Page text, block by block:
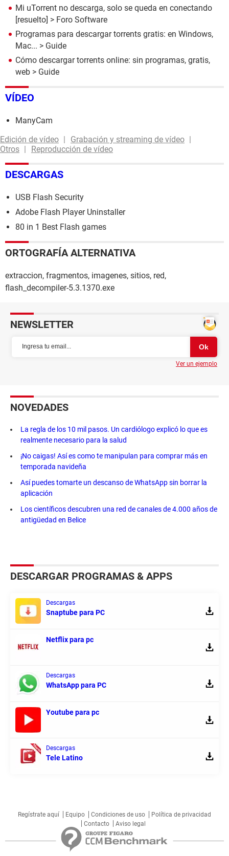
Mi uTorrent no descarga, solo se queda en conectando
[resuelto] > Foro Software
Programas para descargar torrents gratis: en Windows,
Mac... > Guide
Cómo descargar torrents online: sin programas, gratis,
web > Guide
VÍDEO
ManyCam
Edición de vídeo
Grabación y streaming de vídeo
Otros
Reproducción de vídeo
DESCARGAS
USB Flash Security
Adobe Flash Player Uninstaller
80 in 1 Best Flash games
ORTOGRAFÍA ALTERNATIVA
extraccion, fragmentos, imagenes, sitios, red,
flash_decompiler-5.3.1370.exe
NEWSLETTER
Ver un ejemplo
NOVEDADES
La regla de los 10 mil pasos. Un cardiólogo explicó lo que es
realmente necesario para la salud
¡No caigas! Así es como te manipulan para comprar más en
temporada navideña
Así puedes tomarte un descanso de WhatsApp sin borrar la
aplicación
Los científicos descubren una red de canales de 4.000 años de
antigüedad en Belice
DESCARGAR PROGRAMAS & APPS
Descargas
Snaptube para PC
Netflix para pc
Descargas
WhatsApp para PC
Youtube para pc
Descargas
Tele Latino
Regístrate aquí Equipo Condiciones de uso
Política de privacidad
Contacto
Aviso legal